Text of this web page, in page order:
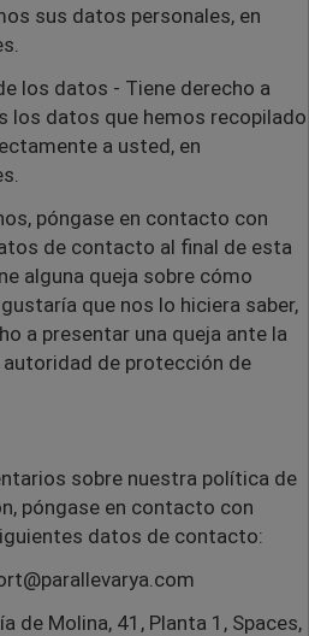
sus datos personales, en
los datos - Tiene derecho a
los datos que hemos recopilado
a usted, en
póngase en contacto con
de contacto al final de esta
alguna queja sobre cómo
que nos lo hiciera saber,
a presentar una queja ante la
de protección de
sobre nuestra política de
póngase en contacto con
datos de contacto:
de Molina, 41, Planta 1, Spaces,